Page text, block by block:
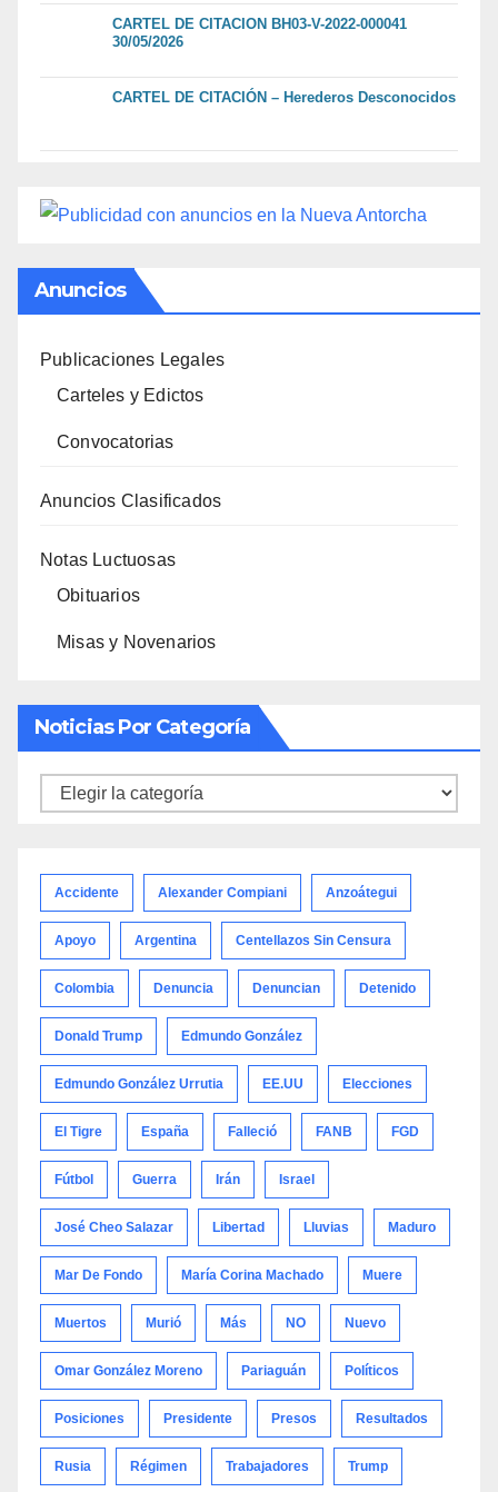
CARTEL DE CITACION BH03-V-2022-000041
30/05/2026
CARTEL DE CITACIÓN – Herederos Desconocidos
Anuncios
Publicaciones Legales
Carteles y Edictos
Convocatorias
Anuncios Clasificados
Notas Luctuosas
Obituarios
Misas y Novenarios
Noticias Por Categoría
Noticias
Accidente Alexander Compiani Anzoátegui
Apoyo Argentina Centellazos Sin Censura
Colombia Denuncia Denuncian Detenido
Donald Trump Edmundo González
Edmundo González Urrutia EE.UU Elecciones
El Tigre España Falleció FANB FGD
Fútbol Guerra Irán Israel
José Cheo Salazar Libertad Lluvias Maduro
Mar De Fondo María Corina Machado Muere
Muertos Murió Más NO Nuevo
Omar González Moreno Pariaguán Políticos
Posiciones Presidente Presos Resultados
Rusia Régimen Trabajadores Trump